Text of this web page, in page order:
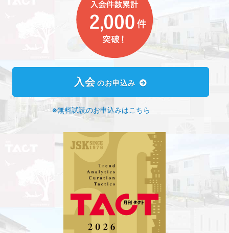
入会のお申込み
※無料試読のお申込みはこちら